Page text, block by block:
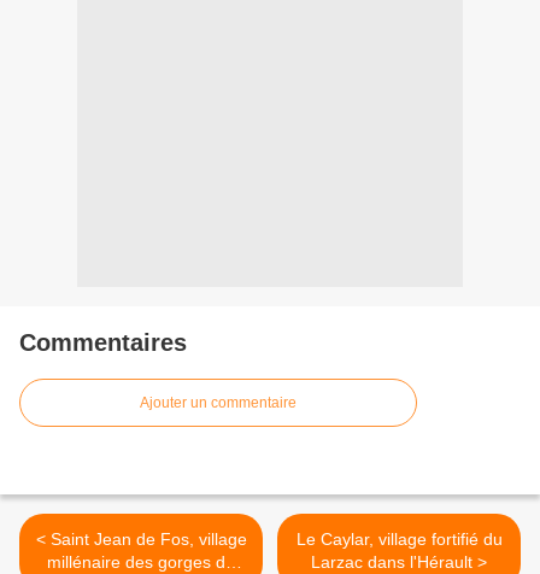
Commentaires
Ajouter un commentaire
< Saint Jean de Fos, village
millénaire des gorges de
Le Caylar, village fortifié du
Larzac dans l'Hérault >